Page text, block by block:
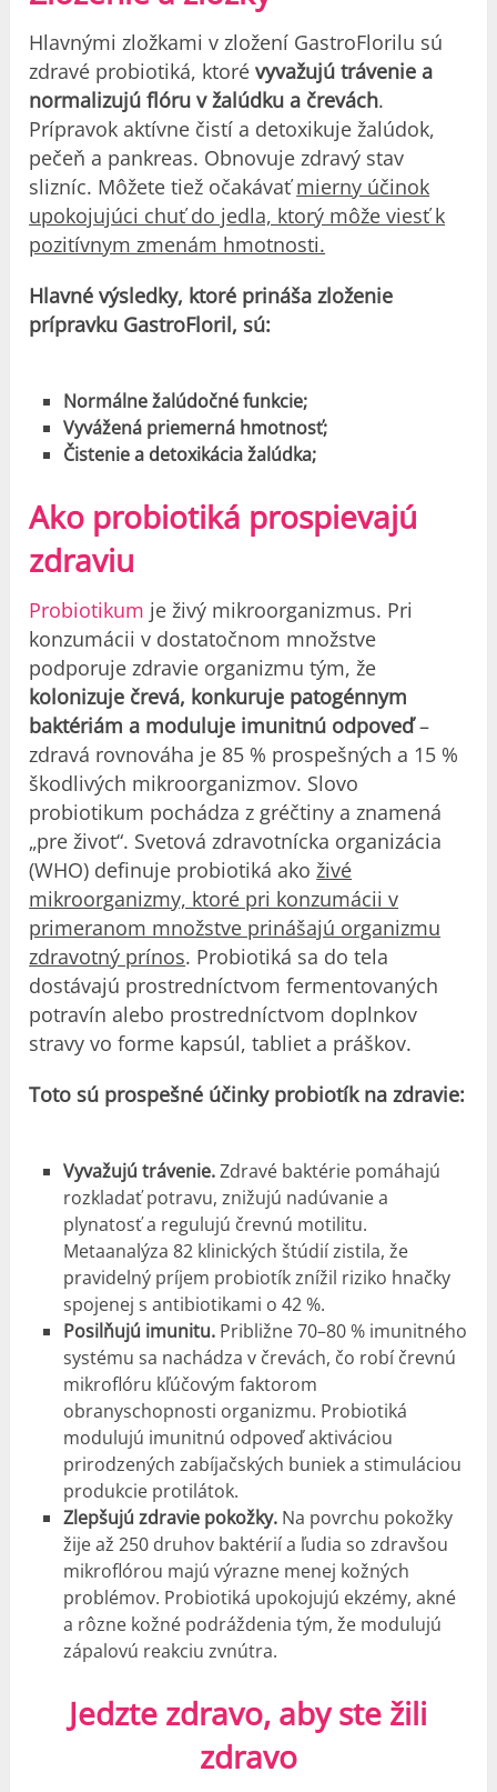
Hlavnými zložkami v zložení GastroFlorilu sú
zdravé probiotiká, ktorévyvažujú trávenie a
normalizujú flóru v žalúdku a črevách.
Prípravok aktívne čistí a detoxikuje žalúdok,
pečeň a pankreas. Obnovuje zdravý stav
slizníc. Môžete tiež očakávaťmierny účinok
upokojujúci chuť do jedla, ktorý môže viesť k
pozitívnym zmenám hmotnosti.
Hlavné výsledky, ktoré prináša zloženie
prípravku GastroFloril, sú:
Normálne žalúdočné funkcie;
Vyvážená priemerná hmotnosť;
Čistenie a detoxikácia žalúdka;
Ako probiotiká prospievajú
zdraviu
Probiotikum je živý mikroorganizmus. Pri
konzumácii v dostatočnom množstve
podporuje zdravie organizmu tým, že
kolonizuje črevá, konkuruje patogénnym
baktériám a moduluje imunitnú odpoveď–
zdravá rovnováha je 85 % prospešných a 15 %
škodlivých mikroorganizmov. Slovo
probiotikum pochádza z gréčtiny a znamená
„pre život“. Svetová zdravotnícka organizácia
(WHO) definuje probiotiká akoživé
mikroorganizmy, ktoré pri konzumácii v
primeranom množstve prinášajú organizmu
zdravotný prínos. Probiotiká sa do tela
dostávajú prostredníctvom fermentovaných
potravín alebo prostredníctvom doplnkov
stravy vo forme kapsúl, tabliet a práškov.
Toto sú prospešné účinky probiotík na zdravie:
Vyvažujú trávenie.Zdravé baktérie pomáhajú
rozkladať potravu, znižujú nadúvanie a
plynatosť a regulujú črevnú motilitu.
Metaanalýza 82 klinických štúdií zistila, že
pravidelný príjem probiotík znížil riziko hnačky
spojenej s antibiotikami o 42 %.
Posilňujú imunitu.Približne 70–80 % imunitného
systému sa nachádza v črevách, čo robí črevnú
mikroflóru kľúčovým faktorom
obranyschopnosti organizmu. Probiotiká
modulujú imunitnú odpoveď aktiváciou
prirodzených zabíjačských buniek a stimuláciou
produkcie protilátok.
Zlepšujú zdravie pokožky.Na povrchu pokožky
žije až 250 druhov baktérií a ľudia so zdravšou
mikroflórou majú výrazne menej kožných
problémov. Probiotiká upokojujú ekzémy, akné
a rôzne kožné podráždenia tým, že modulujú
zápalovú reakciu zvnútra.
Jedzte zdravo, aby ste žili
zdravo